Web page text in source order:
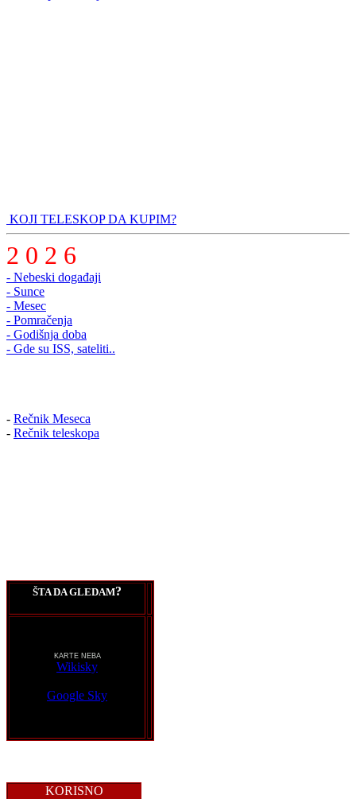
KOJI TELESKOP DA KUPIM?
2 0 2 6
- Nebeski događaji
- Sunce
- Mesec
- Pomračenja
- Godišnja doba
- Gde su ISS, sateliti..
- Rečnik Meseca
- Rečnik teleskopa
ŠTA DA GLEDAM?
KARTE NEBA
Wikisky
Google Sky
KORISNO